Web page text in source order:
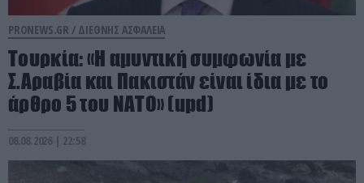
PRONEWS.GR / ΔΙΕΘΝΗΣ ΑΣΦΑΛΕΙΑ
Τουρκία: «Η αμυντική συμφωνία με
Σ.Αραβία και Πακιστάν είναι ίδια με το
άρθρο 5 του ΝΑΤΟ» (upd)
08.08.2026 | 22:58